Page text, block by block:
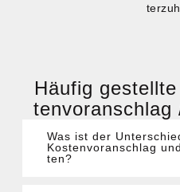
Häu­fig
ten­vor­anschlag
Was ist der
Kos­ten­vor­anschlag
ten?